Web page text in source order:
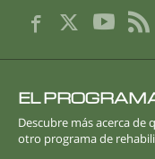
EL
Descubre más acerca
otro programa de